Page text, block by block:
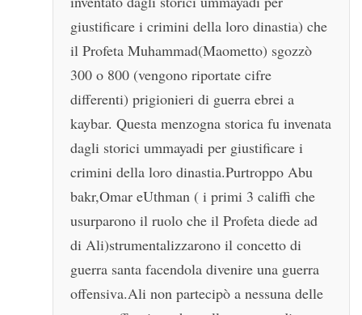
giustificare i crimini della loro dinastia) che
il Profeta Muhammad(Maometto) sgozzò
300 o 800 (vengono riportate cifre
differenti) prigionieri di guerra ebrei a
kaybar. Questa menzogna storica fu invenata
dagli storici ummayadi per giustificare i
crimini della loro dinastia.Purtroppo Abu
bakr,Omar eUthman ( i primi 3 califfi che
usurparono il ruolo che il Profeta diede ad
di Ali)strumentalizzarono il concetto di
guerra santa facendola divenire una guerra
offensiva.Ali non partecipò a nessuna delle